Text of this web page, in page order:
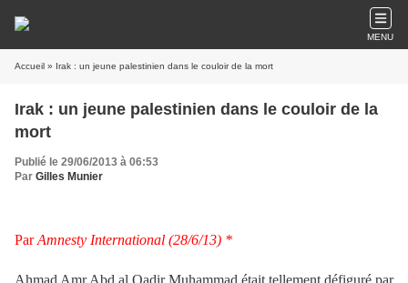
MENU
Accueil » Irak : un jeune palestinien dans le couloir de la mort
Irak : un jeune palestinien dans le couloir de la
mort
Publié le 29/06/2013 à 06:53
Par Gilles Munier
ParAmnesty International (28/6/13) *
Ahmad Amr Abd al Qadir Muhammad était tellement défiguré par